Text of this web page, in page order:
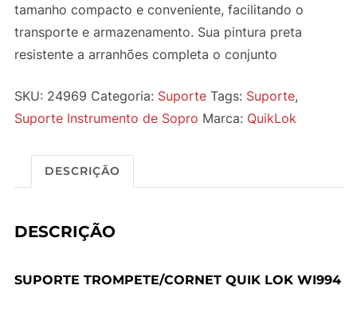
tamanho compacto e conveniente, facilitando o
transporte e armazenamento. Sua pintura preta
resistente a arranhões completa o conjunto
SKU: 24969 Categoria: Suporte Tags: Suporte,
Suporte Instrumento de Sopro Marca: QuikLok
DESCRIÇÃO
DESCRIÇÃO
SUPORTE TROMPETE/CORNET QUIK LOK WI994